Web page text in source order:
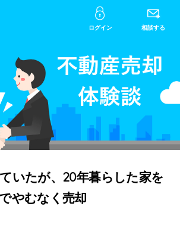
ログイン 相談する
いたが、20年暮らした家を
やむなく売却